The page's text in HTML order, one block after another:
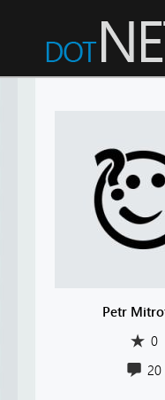
Petr
0
20